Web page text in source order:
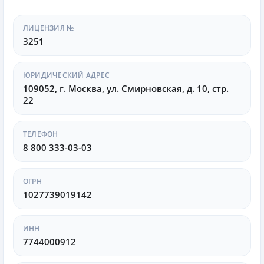
постоянному совершенствованию своих продуктов и
услуг.
ЛИЦЕНЗИЯ №
3251
ЮРИДИЧЕСКИЙ АДРЕС
109052, г. Москва, ул. Смирновская, д. 10, стр.
22
ТЕЛЕФОН
8 800 333-03-03
ОГРН
1027739019142
ИНН
7744000912